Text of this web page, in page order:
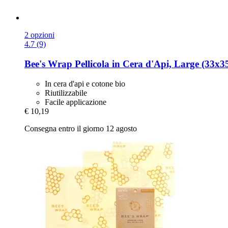
2 opzioni
4.7 (9)
Bee's Wrap Pellicola in Cera d'Api, Large
In cera d'api e cotone bio
Riutilizzabile
Facile applicazione
€ 10,19
Consegna entro il giorno 12 agosto